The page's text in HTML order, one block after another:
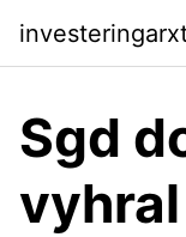
Sgd
vyhral